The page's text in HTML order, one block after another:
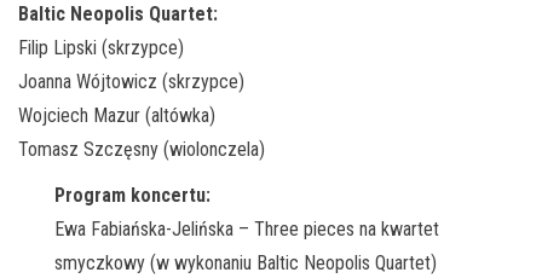
Baltic Neopolis Quartet:
Filip Lipski (skrzypce)
Joanna Wójtowicz (skrzypce)
Wojciech Mazur (altówka)
Tomasz Szczęsny (wiolonczela)
Program koncertu:
Ewa Fabiańska-Jelińska – Three pieces na kwartet
smyczkowy (w wykonaniu Baltic Neopolis Quartet)